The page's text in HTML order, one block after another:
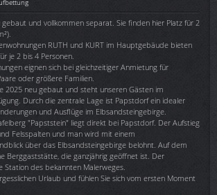
gebaut und vollkommen separat. Sie finden hier Platz für 2
RUTH und KURT im Hauptgebäude bieten
je 2 bis 4 Personen.
eignen sich bei gleichzeitiger Anmietung für
oder größere Familien.
2025 neu gebaut und steht unseren Gästen im
Durch die zentrale Lage ist Papstdorf ein idealer
und Ausflüge im Elbsandsteingebirge.
"Papststein" liegt direkt bei Papstdorf. Der Aufstieg
Felsspalten und man wird mit einem
über das Elbsandsteingebirge belohnt. Auf dem
Berggaststätte, die ganzjährig geöffnet ist. Der
Station des bekannten Malerweges.
Urlaub und fühlen Sie sich vom ersten Moment